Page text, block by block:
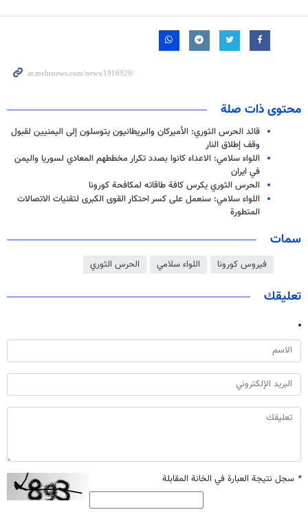
محتوى ذات صلة
قائد الحرس الثوري: الأميركان والبريطانيون يتوسلون إلى اليمنيين لقبول
وقف إطلاق النار
اللواء سلامي: الاعداء كانوا بصدد تكرار مخططهم المعادي لسوريا واليمن
في ايران
الحرس الثوري يكرس كافة طاقاته لمكافحة كورونا
اللواء سلامي: سنعمل على كسر احتكار القوى الكبرى لتقنيات الاتصالات
المتطورة
سمات
فيروس كورونا اللواء سلامي الحرس الثوري
تعليقك
* سجل نتيجة العبارة في الخانة المقابلة